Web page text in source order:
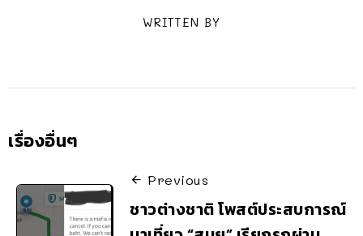
WRITTEN BY
เรื่องอื่นๆ
Previous
ชาวต่างชาติ โพสต์ประสบการณ์